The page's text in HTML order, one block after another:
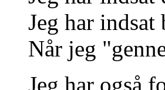
Jeg har
Når jeg
Jeg har også